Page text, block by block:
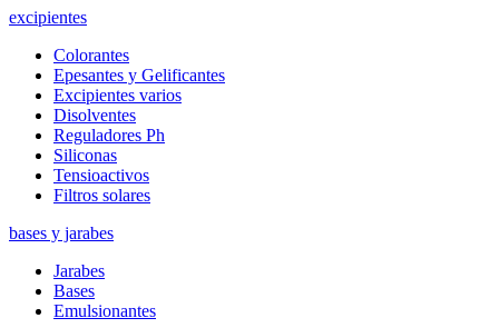
excipientes
Colorantes
Epesantes y Gelificantes
Excipientes varios
Disolventes
Reguladores Ph
Siliconas
Tensioactivos
Filtros solares
bases y jarabes
Jarabes
Bases
Emulsionantes